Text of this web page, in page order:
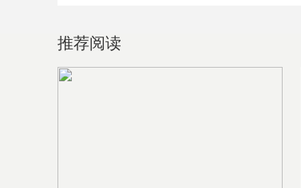
推荐阅读